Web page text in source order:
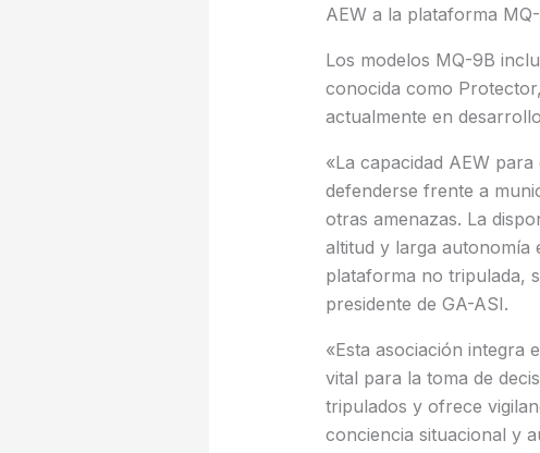
AEW a la plataforma
Los modelos MQ-9B
conocida como
actualmente en
«La capacidad AEW
defenderse frente a
otras amenazas. La
altitud y larga autonomía
plataforma no tripulada,
presidente de GA-ASI.
«Esta asociación integra
vital para la toma de
tripulados y ofrece
conciencia situacional y